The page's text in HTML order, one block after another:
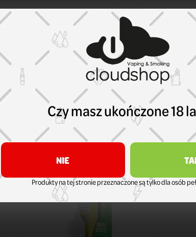
Panda Eats Classic
Koncetrat B26 Panda
Eats Tripple 10 ml
Lemoniada Ananas
Lychee 10/10ml
44,99 zł KOSZYK
Panda Eats
Koncetrat
Eats
Poziomka
10/10ml
44,99 zł
Czy masz ukończone 18
NIE
Produkty na tej stronie przeznaczone są tylko dla osób